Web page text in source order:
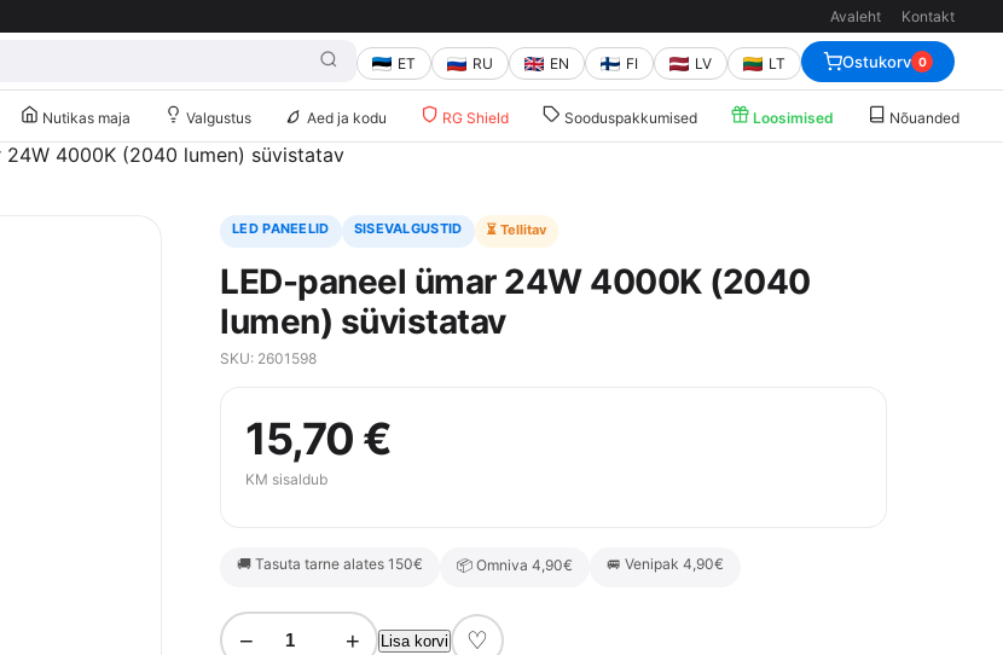
Avaleht Kontakt
ET RU EN FI LV LT Ostukorv 0
Nutikas maja Valgustus Aed ja kodu RG Shield Sooduspakkumised Loosimised Nõuanded
24W 4000K (2040 lumen) süvistatav
LED PANEELID SISEVALGUSTID ⏳ Tellitav
LED-paneel ümar 24W 4000K (2040
lumen) süvistatav
SKU: 2601598
15,70 €
KM sisaldub
🚚 Tasuta tarne alates 150€ 📦 Omniva 4,90€ 🚐 Venipak 4,90€
− + Lisa korvi ♡